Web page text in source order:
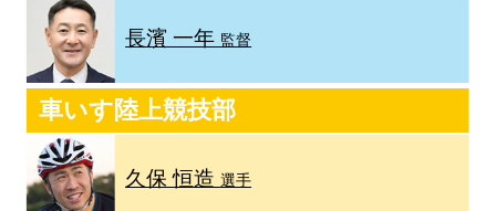
長濱 一年 監督
車いす陸上競技部
久保 恒造選手